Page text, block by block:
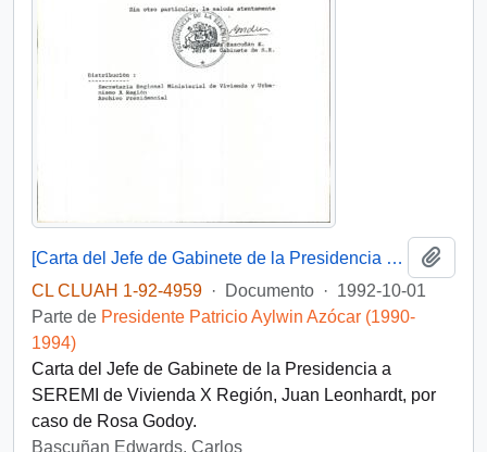
[Carta del Jefe de Gabinete de la Presidencia a SEREMI de Vivienda X Región]
CL CLUAH 1-92-4959 · Documento · 1992-10-01
Parte de Presidente Patricio Aylwin Azócar (1990-
1994)
Carta del Jefe de Gabinete de la Presidencia a
SEREMI de Vivienda X Región, Juan Leonhardt, por
caso de Rosa Godoy.
Bascuñan Edwards, Carlos